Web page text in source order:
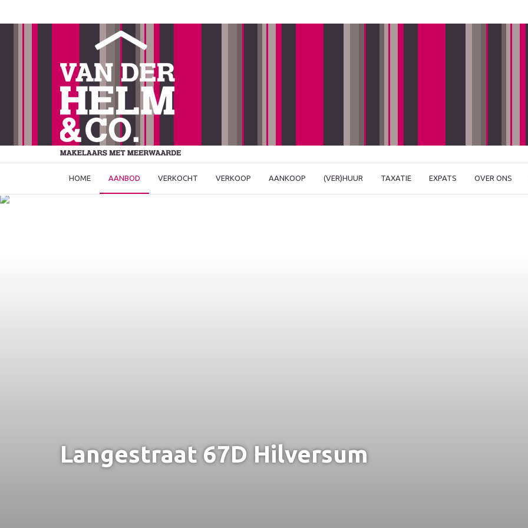
HOME AANBOD VERKOCHT VERKOOP AANKOOP (VER)HUUR TAXATIE EXPATS OVER ONS
Langestraat 67D Hilversum